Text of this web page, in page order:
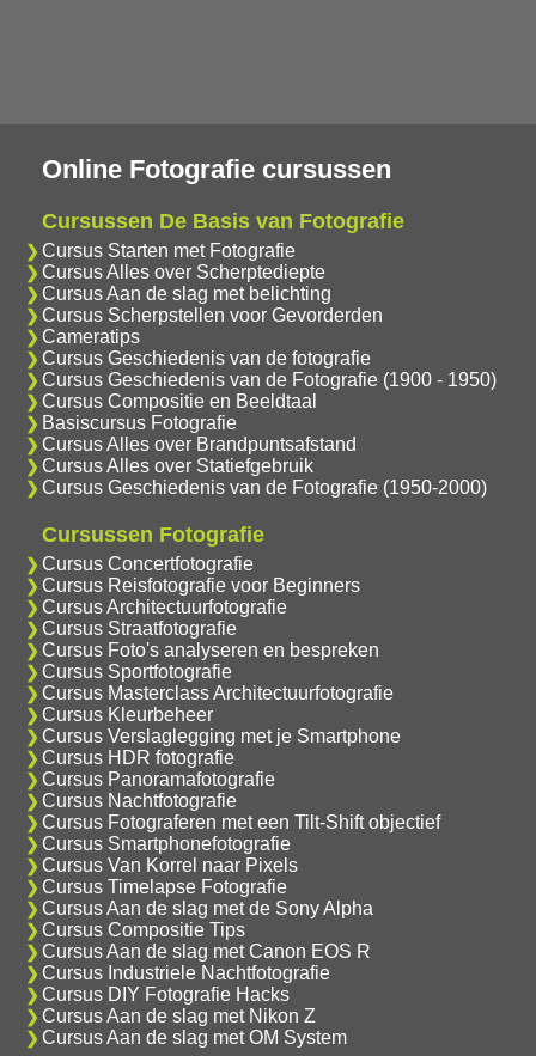
Online Fotografie cursussen
Cursussen De Basis van Fotografie
Cursus Starten met Fotografie
Cursus Alles over Scherptediepte
Cursus Aan de slag met belichting
Cursus Scherpstellen voor Gevorderden
Cameratips
Cursus Geschiedenis van de fotografie
Cursus Geschiedenis van de Fotografie (1900 - 1950)
Cursus Compositie en Beeldtaal
Basiscursus Fotografie
Cursus Alles over Brandpuntsafstand
Cursus Alles over Statiefgebruik
Cursus Geschiedenis van de Fotografie (1950-2000)
Cursussen Fotografie
Cursus Concertfotografie
Cursus Reisfotografie voor Beginners
Cursus Architectuurfotografie
Cursus Straatfotografie
Cursus Foto's analyseren en bespreken
Cursus Sportfotografie
Cursus Masterclass Architectuurfotografie
Cursus Kleurbeheer
Cursus Verslaglegging met je Smartphone
Cursus HDR fotografie
Cursus Panoramafotografie
Cursus Nachtfotografie
Cursus Fotograferen met een Tilt-Shift objectief
Cursus Smartphonefotografie
Cursus Van Korrel naar Pixels
Cursus Timelapse Fotografie
Cursus Aan de slag met de Sony Alpha
Cursus Compositie Tips
Cursus Aan de slag met Canon EOS R
Cursus Industriele Nachtfotografie
Cursus DIY Fotografie Hacks
Cursus Aan de slag met Nikon Z
Cursus Aan de slag met OM System